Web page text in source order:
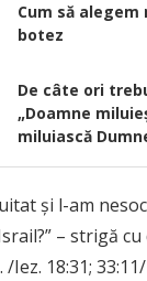
Cum să
botez
De câte ori
„Doamne
miluiască
și l-am
– strigă
/Iez. 18:31;